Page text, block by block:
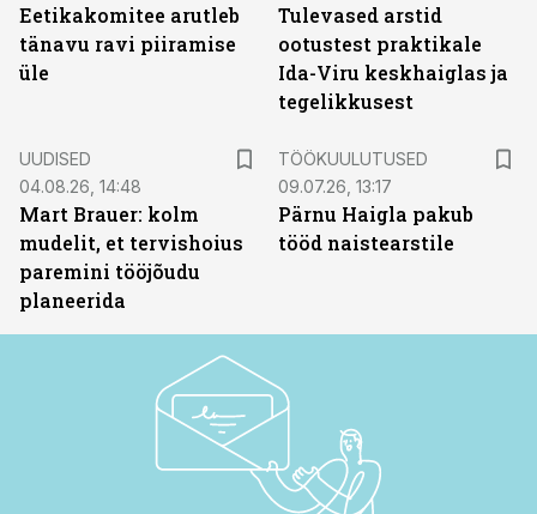
Eetikakomitee arutleb
tänavu ravi piiramise
üle
Tulevased arstid
ootustest praktikale
Ida-Viru keskhaiglas ja
tegelikkusest
UUDISED
04.08.26, 14:48
Mart Brauer: kolm
mudelit, et tervishoius
paremini tööjõudu
planeerida
TÖÖKUULUTUSED
09.07.26, 13:17
Pärnu Haigla pakub
tööd naistearstile